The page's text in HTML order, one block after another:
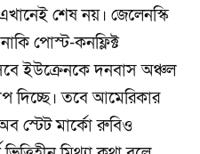
শেষ নয়। জেলেনস্কি
পোস্ট-কনফ্লিক্ট
ইউক্রেনকে দনবাস অঞ্চল
দিচ্ছে। তবে আমেরিকার
স্টেট মার্কো রুবিও